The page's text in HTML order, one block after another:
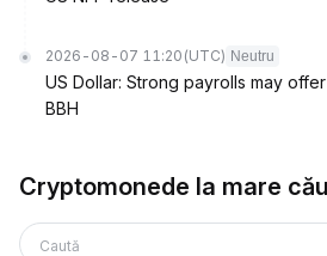
2026-08-07 11:20 (UTC) Neutru
US Dollar: Strong payrolls may
BBH
Cryptomonede la mare
Caută